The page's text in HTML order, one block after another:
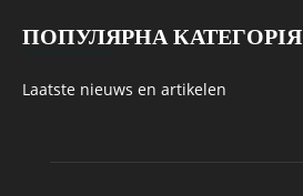
ПОПУЛЯРНА КАТЕГОРІЯ
Laatste nieuws en artikelen